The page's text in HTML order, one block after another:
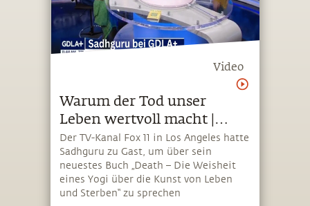
Video
Warum der Tod unser
Leben wertvoll macht |
Sadhgurus neues Buch
Der TV-Kanal Fox 11 in Los Angeles hatte
Sadhguru zu Gast, um über sein
neuestes Buch „Death – Die Weisheit
eines Yogi über die Kunst von Leben
und Sterben“ zu sprechen